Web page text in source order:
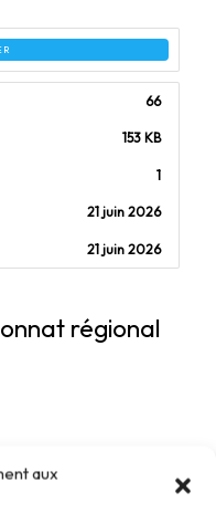
aux
66
153 KB
1
21 juin 2026
21 juin 2026
régional